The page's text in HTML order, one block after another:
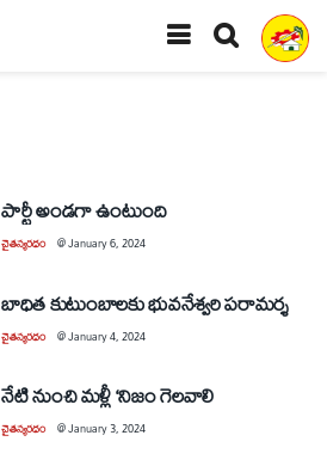
పార్టీ అండగా ఉంటుంది
చైతన్యరధం @January 6, 2024
బాధిత కుటుంబాలకు భువనేశ్వరి పరామర్శ
చైతన్యరధం @January 4, 2024
నేటి నుంచి మళ్లీ ‘నిజం గెలవాలి
చైతన్యరధం @January 3, 2024